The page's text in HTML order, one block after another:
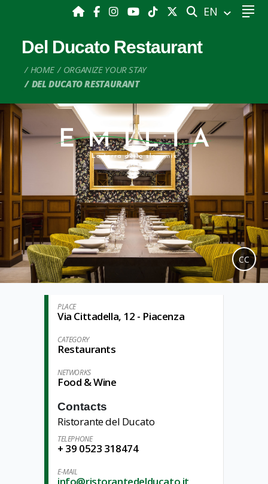
SEARCH
EN
Del Ducato Restaurant
HOME
ORGANIZE YOUR STAY
DEL DUCATO RESTAURANT
CC
PLACE
Via Cittadella, 12 - Piacenza
CATEGORY
Restaurants
NETWORKS
Food & Wine
Contacts
Ristorante del Ducato
TELEPHONE
+ 39 0523 318474
E-MAIL